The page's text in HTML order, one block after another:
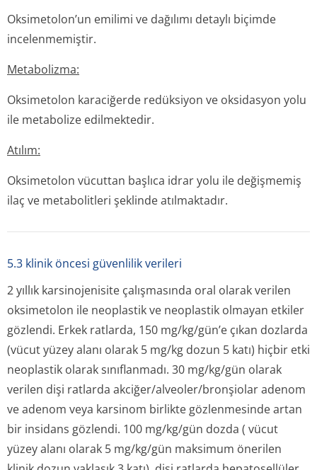
Oksimetolon’un emilimi ve dağılımı detaylı biçimde
incelenmemiştir.
Metabolizma:
Oksimetolon karaciğerde redüksiyon ve oksidasyon yolu
ile metabolize edilmektedir.
Atılım:
Oksimetolon vücuttan başlıca idrar yolu ile değişmemiş
ilaç ve metabolitleri şeklinde atılmaktadır.
5.3 klinik öncesi güvenlilik verileri
2 yıllık karsinojenisite çalışmasında oral olarak verilen
oksimetolon ile neoplastik ve neoplastik olmayan etkiler
gözlendi. Erkek ratlarda, 150 mg/kg/gün’e çıkan dozlarda
(vücut yüzey alanı olarak 5 mg/kg dozun 5 katı) hiçbir etki
neoplastik olarak sınıflanmadı. 30 mg/kg/gün olarak
verilen dişi ratlarda akciğer/alveo­ler/bronşiolar adenom
ve adenom veya karsinom birlikte gözlenmesinde artan
bir insidans gözlendi. 100 mg/kg/gün dozda ( vücut
yüzey alanı olarak 5 mg/kg/gün maksimum önerilen